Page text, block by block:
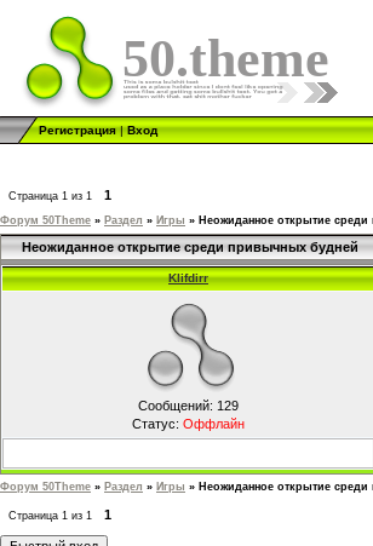
50.theme
Регистрация|Вход
Страница 1 из 1 1
Форум 50Theme » Раздел » Игры » Неожиданное открытие
Неожиданное открытие среди привычных будней
Klifdirr
Сообщений: 129
Статус: Оффлайн
Форум 50Theme » Раздел » Игры » Неожиданное открытие
Страница 1 из 1
1